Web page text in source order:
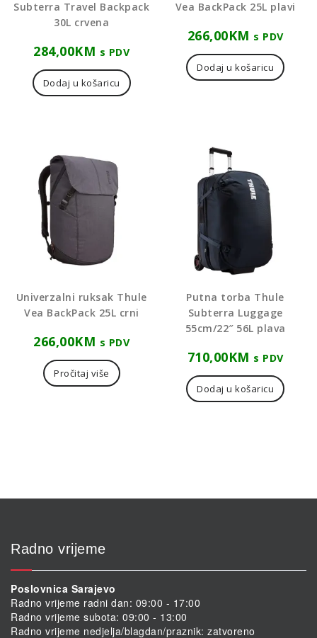
Subterra Travel Backpack
30L crvena
284,00KM s PDV
Dodaj u košaricu
Vea BackPack 25L plavi
266,00KM s PDV
Dodaj u košaricu
Univerzalni ruksak Thule
Vea BackPack 25L crni
266,00KM s PDV
Pročitaj više
Putna torba Thule
Subterra Luggage
55cm/22″ 56L plava
710,00KM s PDV
Dodaj u košaricu
Radno vrijeme
Poslovnica Sarajevo
Radno vrijeme radni dan: 09:00 - 17:00
Radno vrijeme subota: 09:00 - 13:00
Radno vrijeme nedjelja/blagdan/praznik: zatvoreno